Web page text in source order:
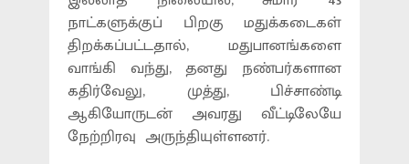
நாட்களுக்குப் பிறகு மதுக்கடைகள்
திறக்கப்பட்டதால், மதுபானங்களை
வாங்கி வந்து, தனது நண்பர்களான
கதிர்வேலு, முத்து, பிச்சாண்டி
ஆகியோருடன் அவரது வீட்டிலேயே
நேற்றிரவு அருந்தியுள்ளனர்.